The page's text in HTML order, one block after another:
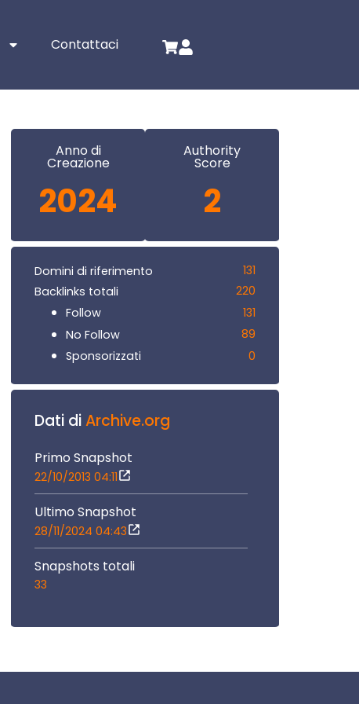
Contattaci
Anno di
Creazione
2024
Authority
Score
2
Domini di riferimento
131
Backlinks totali
220
Follow
131
No Follow
89
Sponsorizzati
0
Dati diArchive.org
Primo Snapshot
22/10/2013 04:11
Ultimo Snapshot
28/11/2024 04:43
Snapshots totali
33